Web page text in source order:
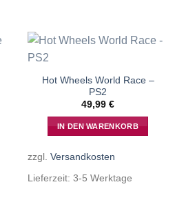
Hot Wheels World Race –
PS2
49,99 €
IN DEN WARENKORB
zzgl. Versandkosten
Lieferzeit: 3-5 Werktage